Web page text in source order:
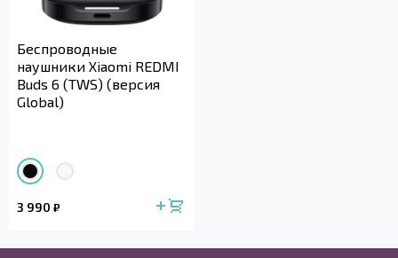
Беспроводные
наушники Xiaomi REDMI
Buds 6 (TWS) (версия
Global)
3 990 ₽